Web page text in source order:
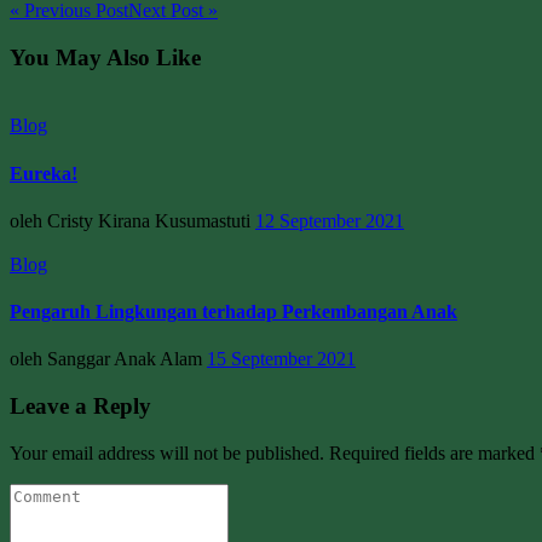
« Previous PostNext Post »
You May Also Like
Blog
Eureka!
oleh Cristy Kirana Kusumastuti 12 September 2021
Blog
Pengaruh Lingkungan terhadap Perkembangan Anak
oleh Sanggar Anak Alam 15 September 2021
Leave a Reply
Your email address will not be published. Required fields are marked